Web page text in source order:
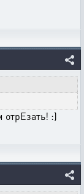
отрЕзать! :)